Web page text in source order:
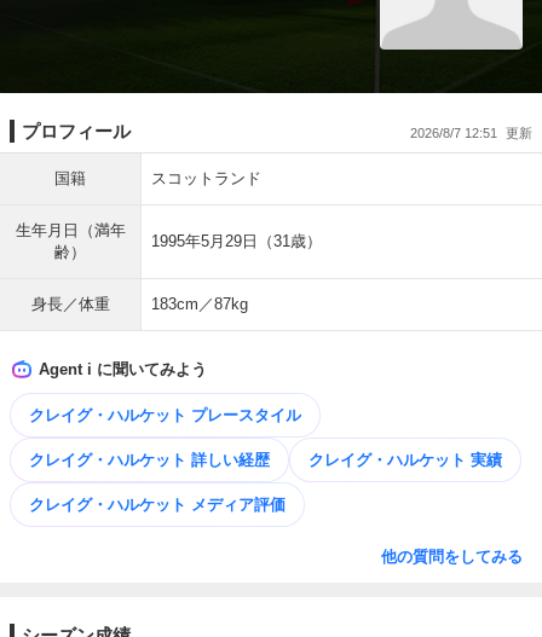
プロフィール 2026/8/7 12:51
国籍 スコットランド
生年月日（満年
齢）
1995年5月29日（31歳）
身長／体重 183cm／87kg
Agent i に聞いてみよう
クレイグ・ハルケット プレースタイル
クレイグ・ハルケット 詳しい経歴 クレイグ・ハルケット 実績
クレイグ・ハルケット メディア評価
他の質問をしてみる